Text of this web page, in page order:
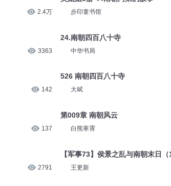
2.4万
3363
142
137
2791
步印童书馆
24.南朝四百八十寺
中华书局
526 南朝四百八十寺
大斌
第009章 南朝风云
白熊寒霄
【军事73】侯景之乱与南朝末日（
王更新